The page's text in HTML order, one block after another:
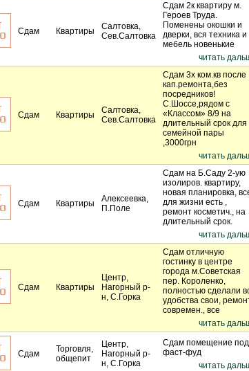
Сдам Квартиры
Салтовка,
Сев.Салтовка
Сдам 2к квартиру м.
Героев Труда.
Поменены окошки и
дверки, вся техника и
мебель новенькие
читать
Сдам Квартиры
Салтовка,
Сев.Салтовка
Сдам 3х ком.кв после
кап.ремонта,без
посредников!
С.Шоссе,рядом с
«Классом» 8/9 на
длительный срок для
семейной пары
,3000грн
читать
Сдам Квартиры
Алексеевка,
П.Поле
Сдам на Б.Саду 2-ую
изолиров. квартиру,
новая планировка,
для жизни есть ,
ремонт косметич., на
длительный срок.
читать
Сдам Квартиры
Центр,
Нагорный р-
н, С.Горка
Сдам отличную
гостинку в центре
города м.Советская
пер. Короленко,
полностью сделали
удобства свои,
современ., все
читать
Сдам
Торговля,
общепит
Центр,
Нагорный р-
н, С.Горка
Сдам помещение под
фаст-фуд
читать